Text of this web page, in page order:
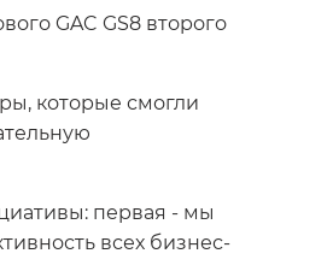
GAC GS8 второго
которые смогли
первая - мы
всех бизнес-